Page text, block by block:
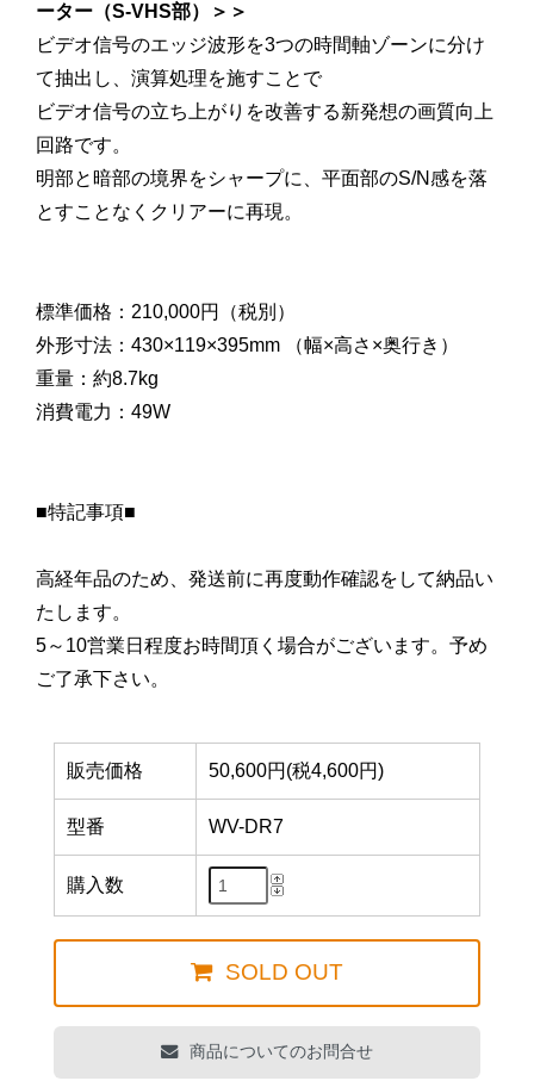
ーター（S-VHS部）＞＞
ビデオ信号のエッジ波形を3つの時間軸ゾーンに分け
て抽出し、演算処理を施すことで
ビデオ信号の立ち上がりを改善する新発想の画質向上
回路です。
明部と暗部の境界をシャープに、平面部のS/N感を落
とすことなくクリアーに再現。
標準価格：210,000円（税別）
外形寸法：430×119×395mm （幅×高さ×奥行き）
重量：約8.7kg
消費電力：49W
■特記事項■
高経年品のため、発送前に再度動作確認をして納品い
たします。
5～10営業日程度お時間頂く場合がございます。予め
ご了承下さい。
販売価格 50,600円(税4,600円)
型番 WV-DR7
購入数
SOLD OUT
商品についてのお問合せ